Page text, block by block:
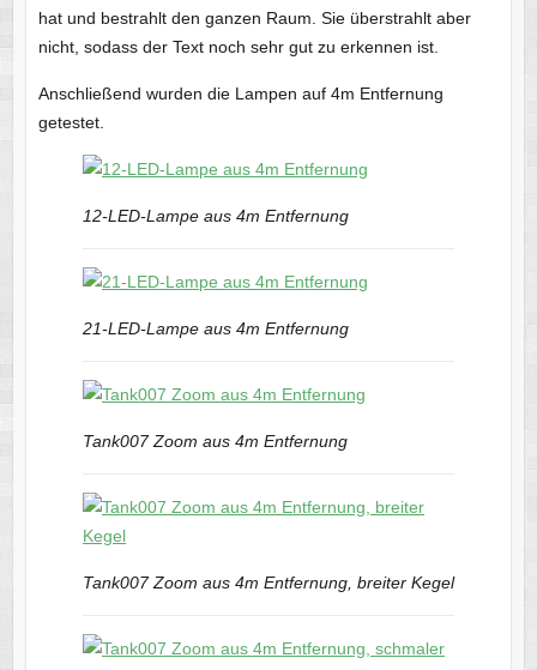
hat und bestrahlt den ganzen Raum. Sie überstrahlt aber
nicht, sodass der Text noch sehr gut zu erkennen ist.
Anschließend wurden die Lampen auf 4m Entfernung
getestet.
12-LED-Lampe aus 4m Entfernung
21-LED-Lampe aus 4m Entfernung
Tank007 Zoom aus 4m Entfernung
Tank007 Zoom aus 4m Entfernung, breiter Kegel